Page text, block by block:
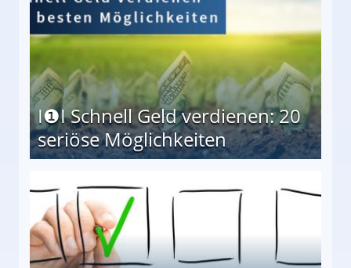
I❶I Schnell Geld verdienen: 20
seriöse Möglichkeiten